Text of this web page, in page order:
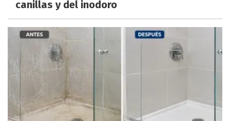
canillas y del inodoro